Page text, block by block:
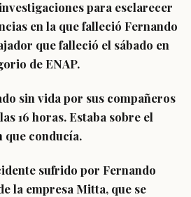
para esclarecer
en la que falleció Fernando
que falleció el sábado en
de ENAP.
sin vida por sus compañeros
16 horas. Estaba sobre el
que conducía.
sufrido por Fernando
la empresa Mitta, que se